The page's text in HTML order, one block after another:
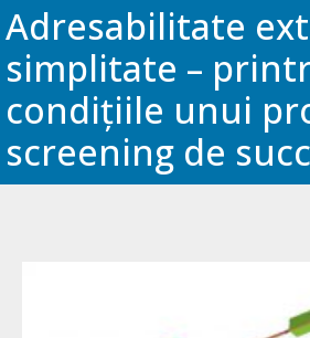
Adresabilitate
simplitate –
condițiile unui
screening de